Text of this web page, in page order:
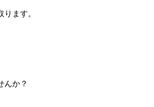
ます。
か？